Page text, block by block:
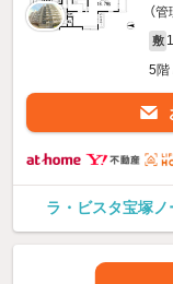
（
敷
5階
ラ・ビスタ宝塚